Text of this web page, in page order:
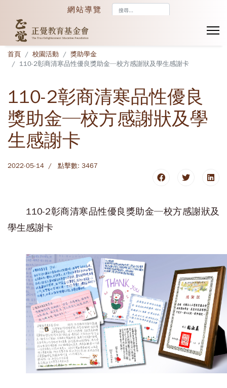
網站導覽
首頁 校園活動
獎助學金
110-2彰商清寒品性優良獎助金─校方感謝狀及學生感謝卡
110-2彰商清寒品性優良
獎助金─校方感謝狀及學
生感謝卡
2022-05-14 點擊數: 3467
110-2彰商清寒品性優良獎助金─校方感謝狀及
學生感謝卡